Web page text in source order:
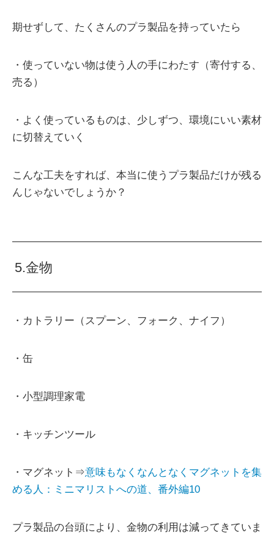
期せずして、たくさんのプラ製品を持っていたら
・使っていない物は使う人の手にわたす（寄付する、
売る）
・よく使っているものは、少しずつ、環境にいい素材
に切替えていく
こんな工夫をすれば、本当に使うプラ製品だけが残る
んじゃないでしょうか？
5.金物
・カトラリー（スプーン、フォーク、ナイフ）
・缶
・小型調理家電
・キッチンツール
・マグネット⇒意味もなくなんとなくマグネットを集
める人：ミニマリストへの道、番外編10
プラ製品の台頭により、金物の利用は減ってきていま